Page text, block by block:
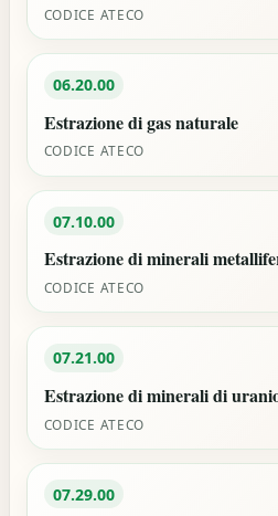
CODICE ATECO
06.20.00
Estrazione di gas naturale
CODICE ATECO
07.10.00
Estrazione di minerali
CODICE ATECO
07.21.00
Estrazione di minerali di
CODICE ATECO
07.29.00